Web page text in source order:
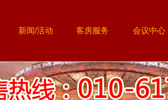
新闻/活动 客房服务 会议中心